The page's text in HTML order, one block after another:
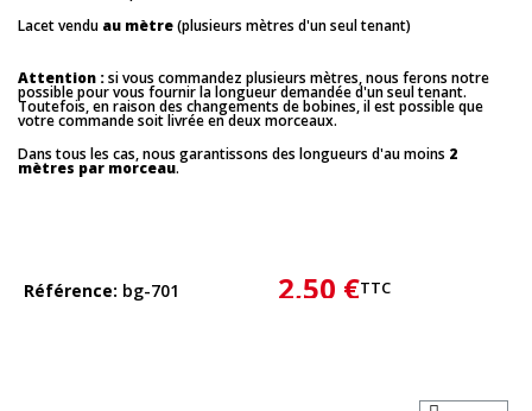
Lacet vendu au mètre(plusieurs mètres d'un seul tenant)
Attention :si vous commandez plusieurs mètres, nous ferons notre
possible pour vous fournir la longueur demandée d'un seul tenant.
Toutefois, en raison des changements de bobines, il est possible que
votre commande soit livrée en deux morceaux.
Dans tous les cas, nous garantissons des longueurs d'au moins 2
mètres par morceau.
Référence bg-701 2,50 €TTC